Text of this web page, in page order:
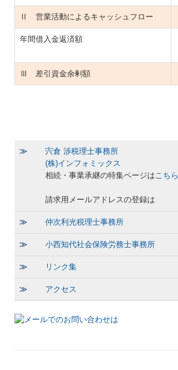
Ⅱ 営業活動によるキャッシュフロー
年間借入金返済額
Ⅲ 差引資金余剰額
≫
宍倉 渉税理士事務所
(株)インフォミックス
相続・事業承継の特集ページはこちら
請求用メールアドレスの登録は
≫ 仲次利光税理士事務所
≫ 小西知代社会保険労務士事務所
≫ リンク集
≫ アクセス